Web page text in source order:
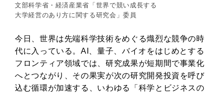
文部科学省・経済産業省「世界で競い成長する
大学経営のあり方に関する研究会」委員
今日、世界は先端科学技術をめぐる熾烈な競争の時
代に入っている。AI、量子、バイオをはじめとする
フロンティア領域では、研究成果が短期間で事業化
へとつながり、その果実が次の研究開発投資を呼び
込む循環が加速する、いわゆる「科学とビジネスの